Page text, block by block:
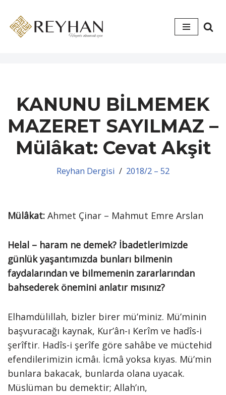
İçeriğe
KANUNU BİLMEMEK
MAZERET SAYILMAZ –
Mülâkat: Cevat Akşit
Reyhan Dergisi 2018/2 – 52
Mülâkat: Ahmet Çinar – Mahmut Emre Arslan
Helal – haram ne demek? İbadetlerimizde
günlük yaşantımızda bunları bilmenin
faydalarından ve bilmemenin zararlarından
bahsederek önemini anlatır mısınız?
Elhamdülillah, bizler birer mü’miniz. Mü’minin
başvuracağı kaynak, Kur’ân-ı Kerîm ve hadîs-i
şerîftir. Hadîs-i şerîfe göre sahâbe ve müctehid
efendilerimizin icmâı. İcmâ yoksa kıyas. Mü’min
bunlara bakacak, bunlarda olana uyacak.
Müslüman bu demektir; Allah’ın,